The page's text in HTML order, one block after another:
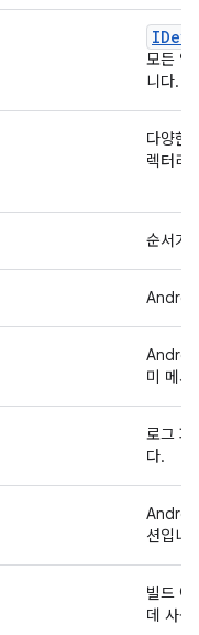
모든 앱
니다.
다양한
렉터리
순서가
미 메
로그 파
다.
션입니
빌드
데 사